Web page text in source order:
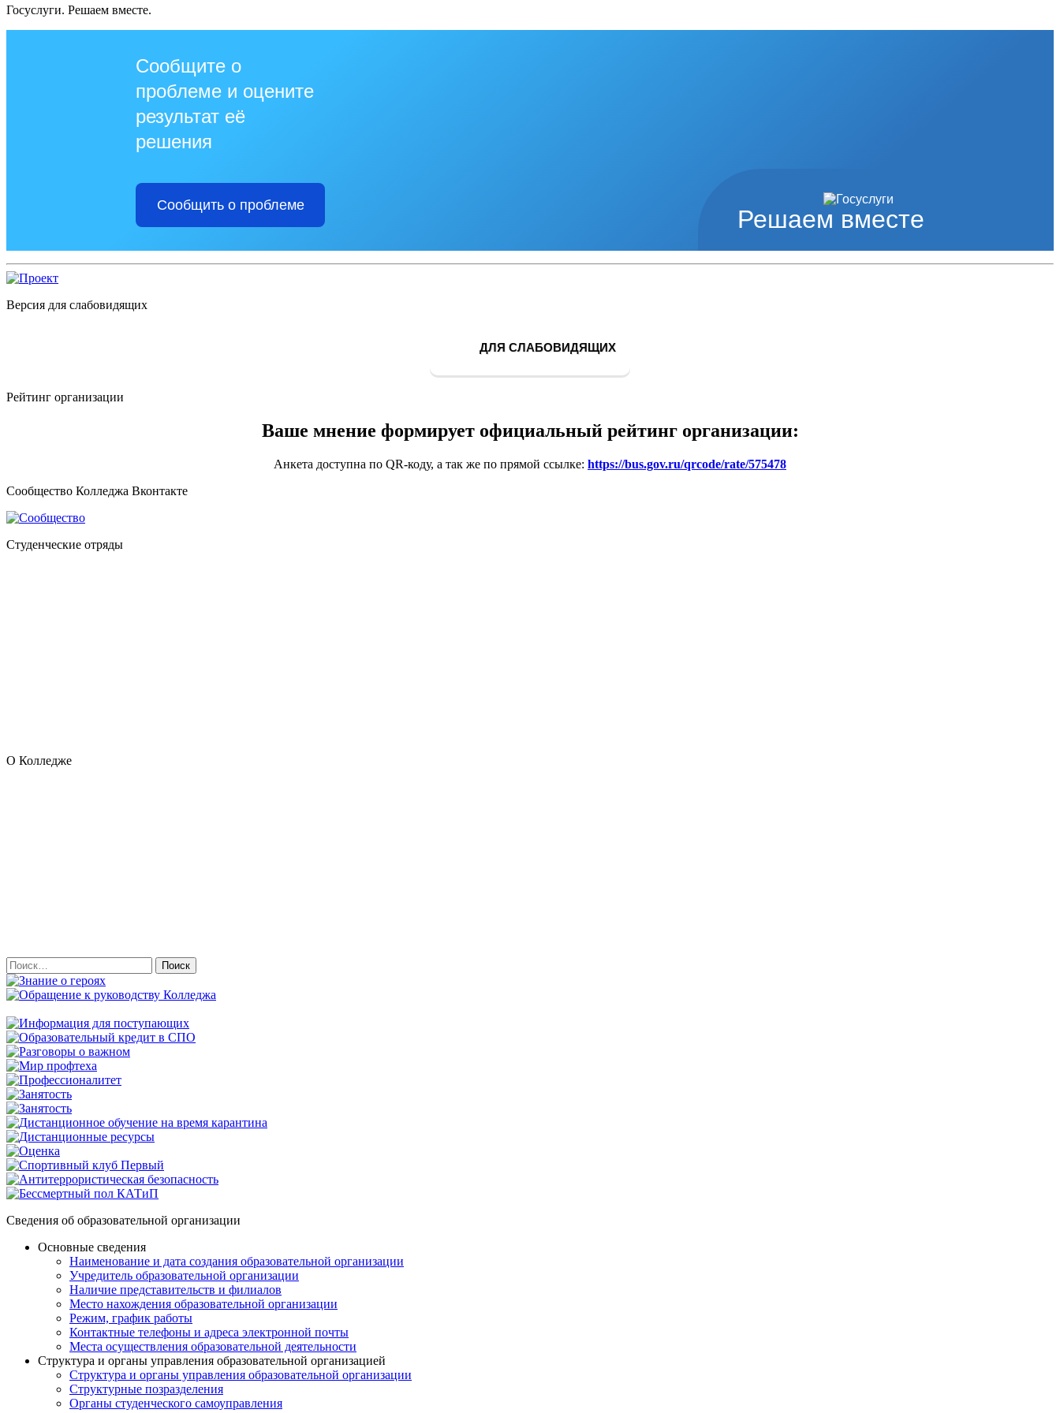
Госуслуги. Решаем вместе.
Решаем вместе
Сообщите о
проблеме и оцените
результат её
решения
Сообщить о проблеме
Версия для слабовидящих
ДЛЯ СЛАБОВИДЯЩИХ
Рейтинг организации
Ваше мнение формирует официальный рейтинг организации:
Анкета доступна по QR-коду, а так же по прямой ссылке: https://bus.gov.ru/qrcode/rate/575478
Сообщество Колледжа Вконтакте
Студенческие отряды
О Колледже
Найти:
Сведения об образовательной организации
Основные сведения
Наименование и дата создания образовательной организации
Учредитель образовательной организации
Наличие представительств и филиалов
Место нахождения образовательной организации
Режим, график работы
Контактные телефоны и адреса электронной почты
Места осуществления образовательной деятельности
Структура и органы управления образовательной организацией
Структура и органы управления образовательной организации
Структурные позразделения
Органы студенческого самоуправления